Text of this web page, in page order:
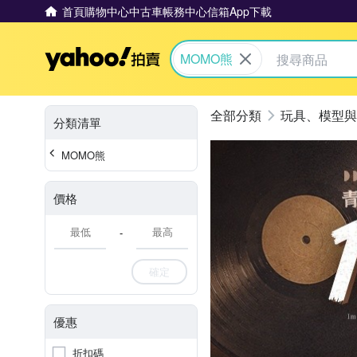
首頁購物中心中古車帳務中心信箱App下載
Yahoo拍賣
MOMO熊
分類清單
MOMO熊
價格
-
確定
優惠
折扣碼
玩具、模型